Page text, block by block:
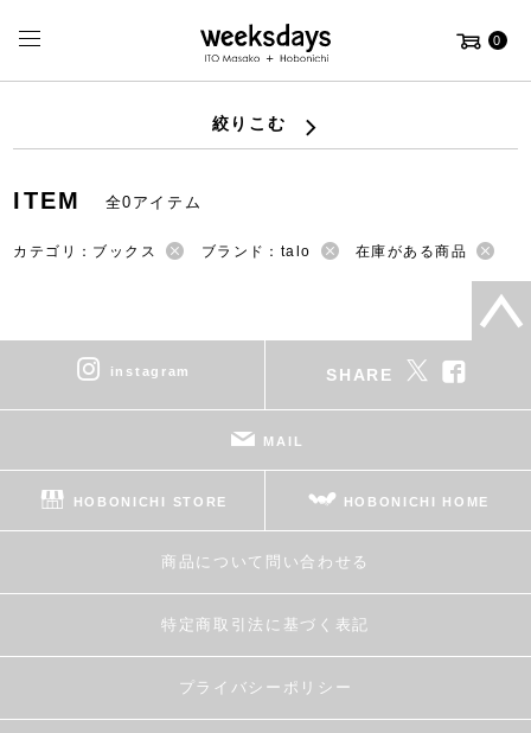
0
絞りこむ
ITEM 全0アイテム
カテゴリ：ブックス ブランド：talo 在庫がある商品
instagram SHARE
MAIL
HOBONICHI STORE HOBONICHI HOME
商品について問い合わせる
特定商取引法に基づく表記
プライバシーポリシー